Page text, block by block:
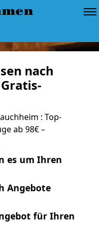
nach
: Top-
ab 98€ –
es um Ihren
Angebote
für Ihren